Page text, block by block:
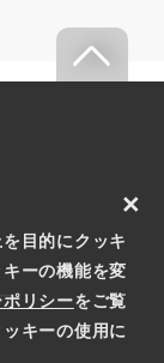
目的にクッキ
ーの機能を変
リシーをご覧
キーの使用に
×